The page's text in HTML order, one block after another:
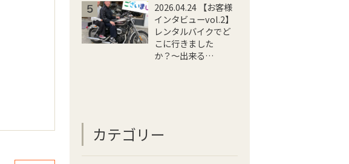
2026.04.24 【お客様
インタビューvol.2】
レンタルバイクでど
こに行きました
か？〜出来る…
カテゴリー